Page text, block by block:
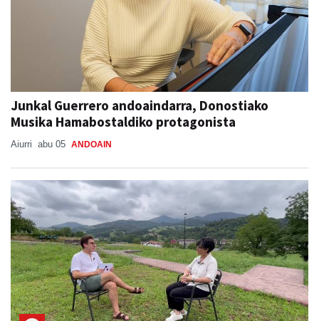
Junkal Guerrero andoaindarra, Donostiako
Musika Hamabostaldiko protagonista
Aiurri abu 05 ANDOAIN